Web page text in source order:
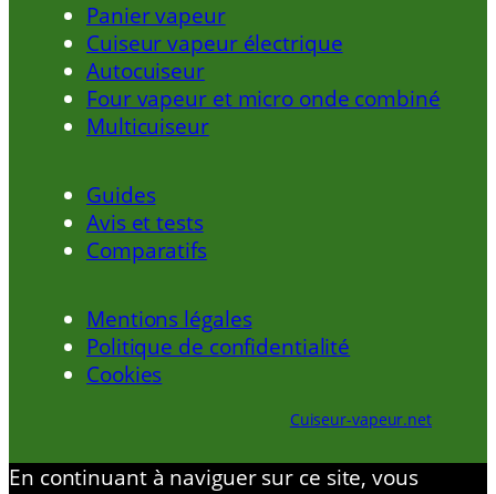
Panier vapeur
Cuiseur vapeur électrique
Autocuiseur
Four vapeur et micro onde combiné
Multicuiseur
Guides
Avis et tests
Comparatifs
Mentions légales
Politique de confidentialité
Cookies
Cuiseur-vapeur.net
En continuant à naviguer sur ce site, vous